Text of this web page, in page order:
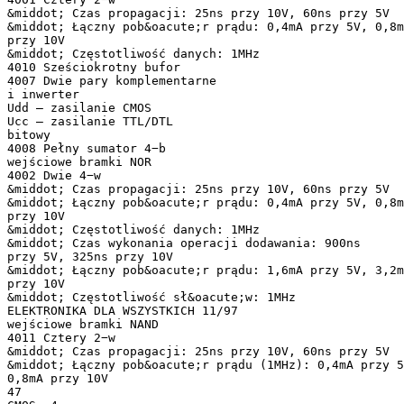
&middot; Czas propagacji: 25ns przy 10V, 60ns przy 5V
&middot; Łączny pob&oacute;r prądu: 0,4mA przy 5V,
przy 10V
&middot; Częstotliwość danych: 1MHz
4010 Sześciokrotny bufor
4007 Dwie pary komplementarne
i inwerter
Udd – zasilanie CMOS
Ucc – zasilanie TTL/DTL
bitowy
4008 Pełny sumator 4−b
wejściowe bramki NOR
4002 Dwie 4−w
&middot; Czas propagacji: 25ns przy 10V, 60ns przy 5V
&middot; Łączny pob&oacute;r prądu: 0,4mA przy 5V,
przy 10V
&middot; Częstotliwość danych: 1MHz
&middot; Czas wykonania operacji dodawania: 900ns
przy 5V, 325ns przy 10V
&middot; Łączny pob&oacute;r prądu: 1,6mA przy 5V,
przy 10V
&middot; Częstotliwość sł&oacute;w: 1MHz
ELEKTRONIKA DLA WSZYSTKICH 11/97
wejściowe bramki NAND
4011 Cztery 2−w
&middot; Czas propagacji: 25ns przy 10V, 60ns przy 5V
&middot; Łączny pob&oacute;r prądu (1MHz): 0,4mA przy
0,8mA przy 10V
47